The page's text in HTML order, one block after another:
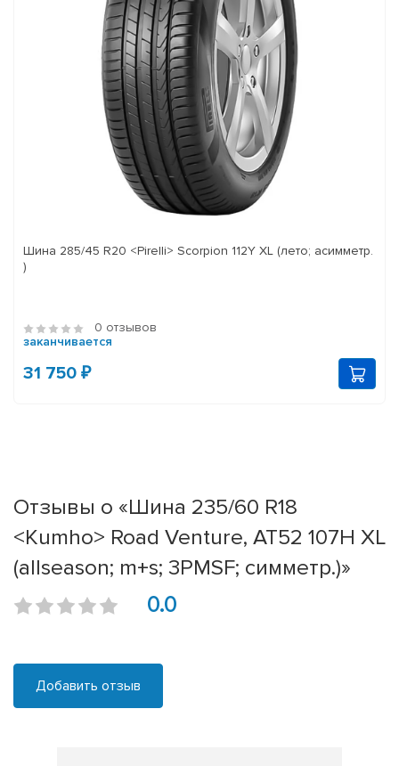
Шина 285/45 R20 <Pirelli> Scorpion 112Y XL (лето; асимметр.
)
0 отзывов
заканчивается
31 750 ₽
Отзывы о «Шина 235/60 R18
<Kumho> Road Venture, AT52 107H XL
(allseason; m+s; 3PMSF; симметр.)»
0.0
Добавить отзыв